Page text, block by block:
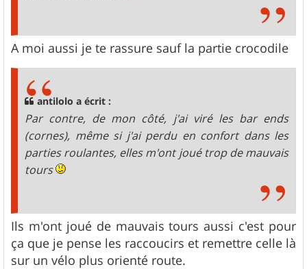
A moi aussi je te rassure sauf la partie crocodile
antilolo a écrit :
Par contre, de mon côté, j'ai viré les bar ends
(cornes), même si j'ai perdu en confort dans les
parties roulantes, elles m'ont joué trop de mauvais
tours
Ils m'ont joué de mauvais tours aussi c'est pour
ça que je pense les raccoucirs et remettre celle là
sur un vélo plus orienté route.